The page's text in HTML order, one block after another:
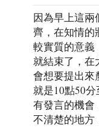
因為早上這兩
齊，在知情的
較實質的意義
就結束了，在
會想要提出來
就是10點50
有發言的機會
不清楚的地方